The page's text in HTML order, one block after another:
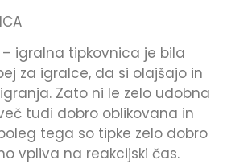
– igralna tipkovnica je bila
za igralce, da si olajšajo in
Zato ni le zelo udobna
tudi dobro oblikovana in
tega so tipke zelo dobro
vpliva na reakcijski čas.